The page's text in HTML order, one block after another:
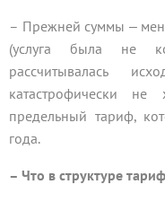
– Прежней суммы ‒
(услуга была не
рассчитывалась
катастрофически не
предельный тариф,
года.
– Что в структуре